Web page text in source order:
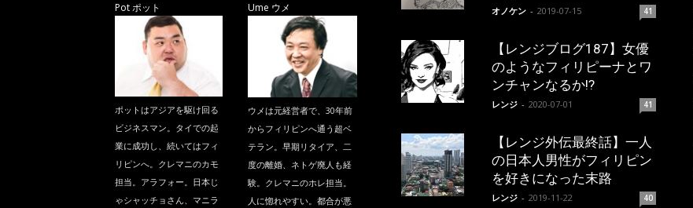
Pot ポット
ポットはアジアを駆け回る
ビジネスマン。タイでの起
業に成功し、続いてはフィ
リピンへ。クレマニのカモ
担当。アラフォー。日本じ
ゃシャッチョさん、マニラ
Ume ウメ
ウメは元経営者で、30年前
からフィリピンへ通う超ベ
テラン。早期リタイア、二
度の離婚、ネトゲ廃人も経
験。クレマニのホレ担当。
人に惚れやすい。都合が悪
オノケン - 2019-07-15 41
【レンジブログ187】女優
のようなフィリピーナとワ
ンチャンなるか!?
レンジ - 2020-07-01 41
【レンジ外伝最終話】一人
の日本人男性がフィリピン
を好きになった末路
レンジ - 2019-11-22 40